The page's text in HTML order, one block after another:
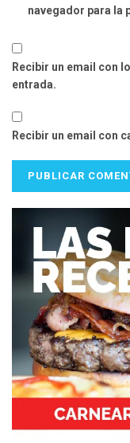
navegador para la
Recibir un email con
entrada.
Recibir un email con